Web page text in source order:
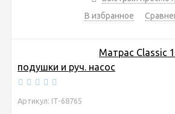
В избранное
Матрас Classic
подушки и руч. насос
Артикул: IT-68765